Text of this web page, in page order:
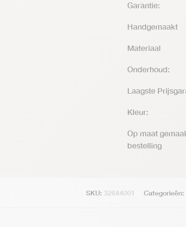
Garantie:
Handgemaakt
Materiaal
Onderhoud:
Laagste
Kleur:
Op maat
bestelling
SKU: 32644001 Categorieën: